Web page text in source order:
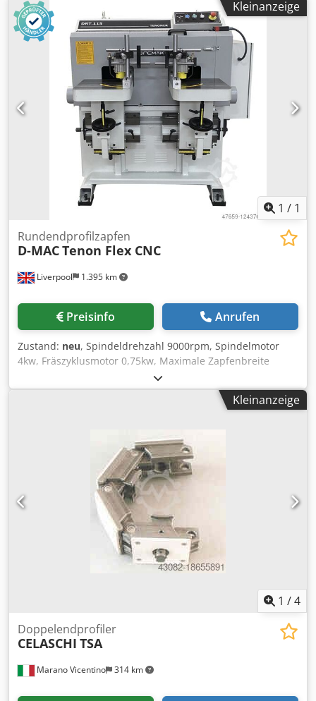
4000mm/6000mm/3000mm, Gewicht: ca. 3000kg.
Dokumentation vorhanden. Eine Besichtigung vor Ort ist
möglich. Codpfx Aiozc Rdkopoha
Kleinanzeige
1 / 1
Liverpool 1.395 km
Rundendprofilzapfen
D-MACTenon Flex CNC
Preisinfo Anrufen
Zustand: neu, Spindeldrehzahl 9000rpm, Spindelmotor
4kw, Fräszyklusmotor 0,75kw, Maximale Zapfenbreite
100+2RMmm Maximale Zapfendicke 30mm Maximale
Zapfentiefe (Schulter) 50mm Tischneigung nach oben 0-15
Grad Tischneigung nach unten 0-30 Grad Tischneigung
Arbeitsplatzklemmen x 2 PLC-Bedienung TCT
Einwegschneidblock Gesamtabmessungen 1300 x 1200 x
1600mm Gewicht 950kg
Kleinanzeige
1 /4
Marano Vicentino 314 km
Doppelendprofiler
CELASCHI TSA